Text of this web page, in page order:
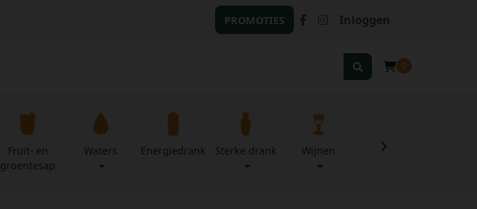
PROMOTIES Inloggen
0
Fruit- en
groentesap
Waters Energiedrank Sterke drank Wijnen Zuivel
›